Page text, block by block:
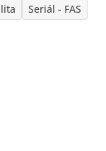
Seriál - FAS